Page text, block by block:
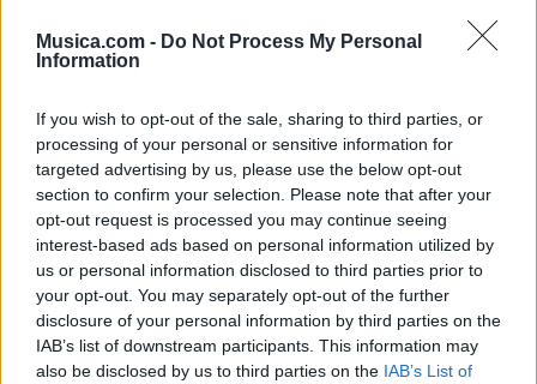
Musica.com - Do Not Process My Personal
Information
If you wish to opt-out of the sale, sharing to third parties, or
processing of your personal or sensitive information for
targeted advertising by us, please use the below opt-out
section to confirm your selection. Please note that after your
opt-out request is processed you may continue seeing
interest-based ads based on personal information utilized by
us or personal information disclosed to third parties prior to
your opt-out. You may separately opt-out of the further
disclosure of your personal information by third parties on the
IAB’s list of downstream participants. This information may
also be disclosed by us to third parties on the IAB’s List of